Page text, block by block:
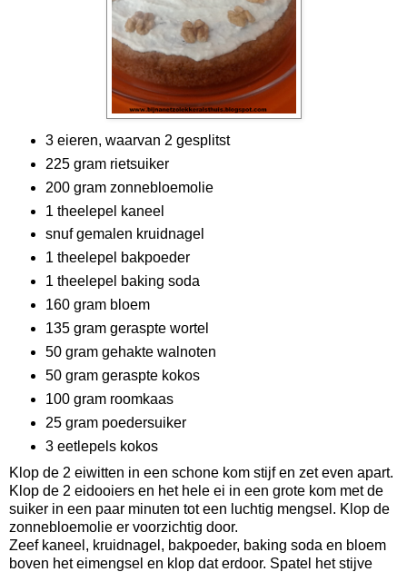
3 eieren, waarvan 2 gesplitst
225 gram rietsuiker
200 gram zonnebloemolie
1 theelepel kaneel
snuf gemalen kruidnagel
1 theelepel bakpoeder
1 theelepel baking soda
160 gram bloem
135 gram geraspte wortel
50 gram gehakte walnoten
50 gram geraspte kokos
100 gram roomkaas
25 gram poedersuiker
3 eetlepels kokos
Klop de 2 eiwitten in een schone kom stijf en zet even apart.
Klop de 2 eidooiers en het hele ei in een grote kom met de
suiker in een paar minuten tot een luchtig mengsel. Klop de
zonnebloemolie er voorzichtig door.
Zeef kaneel, kruidnagel, bakpoeder, baking soda en bloem
boven het eimengsel en klop dat erdoor. Spatel het stijve